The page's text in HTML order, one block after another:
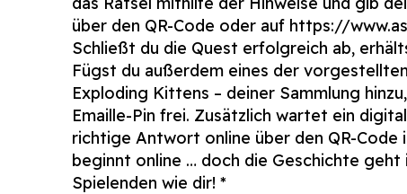
über den QR-Code oder auf https://
Schließt du die Quest erfolgreich ab,
Fügst du außerdem eines der
Exploding Kittens – deiner Sammlung
Emaille-Pin frei. Zusätzlich wartet ein
richtige Antwort online über den QR-Code
beginnt online … doch die Geschichte
Spielenden wie dir! *